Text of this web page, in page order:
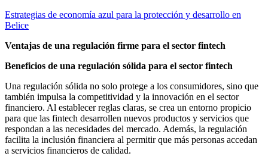
Estrategias de economía azul para la protección y desarrollo en
Belice
Ventajas de una regulación firme para el sector fintech
Beneficios de una regulación sólida para el sector fintech
Una regulación sólida no solo protege a los consumidores, sino que
también impulsa la competitividad y la innovación en el sector
financiero. Al establecer reglas claras, se crea un entorno propicio
para que las fintech desarrollen nuevos productos y servicios que
respondan a las necesidades del mercado. Además, la regulación
facilita la inclusión financiera al permitir que más personas accedan
a servicios financieros de calidad.